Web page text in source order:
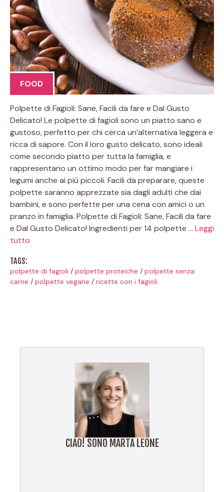
FOOD
Polpette di Fagioli: Sane, Facili da fare e Dal Gusto
Delicato! Le polpette di fagioli sono un piatto sano e
gustoso, perfetto per chi cerca un’alternativa leggera e
ricca di sapore. Con il loro gusto delicato, sono ideali
come secondo piatto per tutta la famiglia, e
rappresentano un ottimo modo per far mangiare i
legumi anche ai più piccoli. Facili da preparare, queste
polpette saranno apprezzate sia dagli adulti che dai
bambini, e sono perfette per una cena con amici o un
pranzo in famiglia. Polpette di Fagioli: Sane, Facili da fare
e Dal Gusto Delicato! Ingredienti per 14 polpette … Leggi
tutto
TAGS:
polpette di fagioli / polpette proteiche / polpette senza
carne / polpette vegane / ricette con i fagioli
CIAO! SONO MARTA LEONE